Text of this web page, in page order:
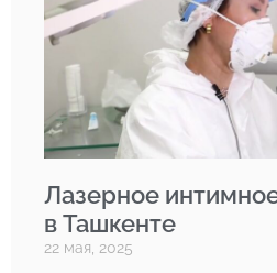
Лазерное
в Ташкенте
22 мая, 2025